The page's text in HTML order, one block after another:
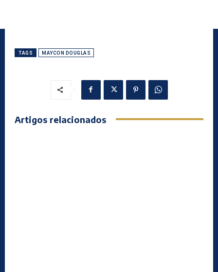
TAGS MAYCON DOUGLAS
Artigos relacionados